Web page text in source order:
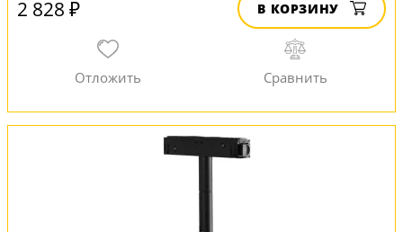
2 828 ₽ В КОРЗИНУ